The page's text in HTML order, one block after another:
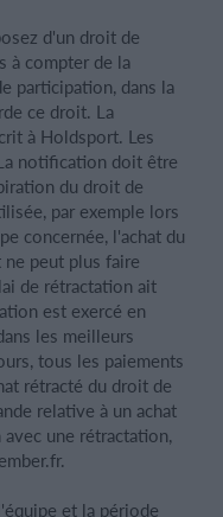
d'un droit de
à compter de la
participation, dans la
ce droit. La
à Holdsport. Les
notification doit être
du droit de
par exemple lors
concernée, l'achat du
peut plus faire
de rétractation ait
est exercé en
les meilleurs
tous les paiements
rétracté du droit de
relative à un achat
une rétractation,
.
et la période